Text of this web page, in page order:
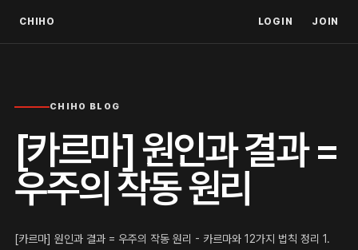
CHIHO LOGIN JOIN
CHIHO BLOG
[카르마] 원인과 결과 =
우주의 작동 원리
[카르마] 원인과 결과 = 우주의 작동 원리 - 카르마와 12가지 법칙 정리 1.